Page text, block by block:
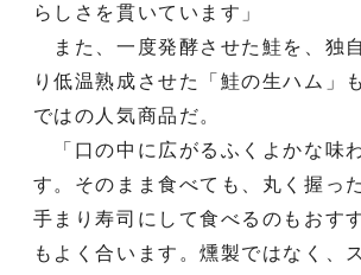
らしさを貫いています」
また、一度発酵させた鮭を、独
り低温熟成させた「鮭の生ハム」
ではの人気商品だ。
「口の中に広がるふくよかな味
す。そのまま食べても、丸く握っ
手まり寿司にして食べるのもおす
もよく合います。燻製ではなく、